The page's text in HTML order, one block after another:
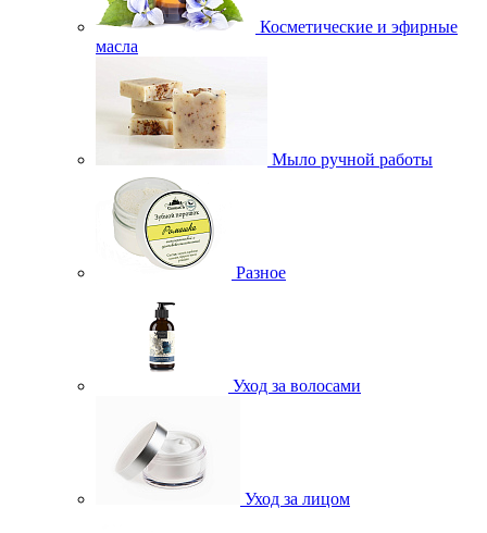
Косметические и эфирные
масла
Мыло ручной работы
Разное
Уход за волосами
Уход за лицом